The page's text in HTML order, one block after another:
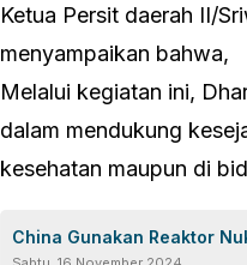
Ketua Persit daerah II/
menyampaikan bahwa,
Melalui kegiatan ini,
dalam mendukung
kesehatan maupun di
China Gunakan Reaktor